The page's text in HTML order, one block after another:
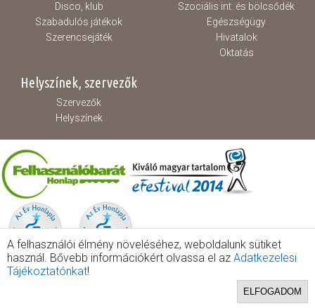
Disco, klub
Szabadulós játékok
Szerencsejáték
Szociális int. és bölcsődék
Egészségügy
Hivatalok
Oktatás
Helyszínek, szervezők
Szervezők
Helyszínek
A felhasználói élmény növeléséhez, weboldalunk sütiket
használ. Bővebb információkért olvassa el az Adatkezelesi
Tájékoztatónkat!
ELFOGADOM